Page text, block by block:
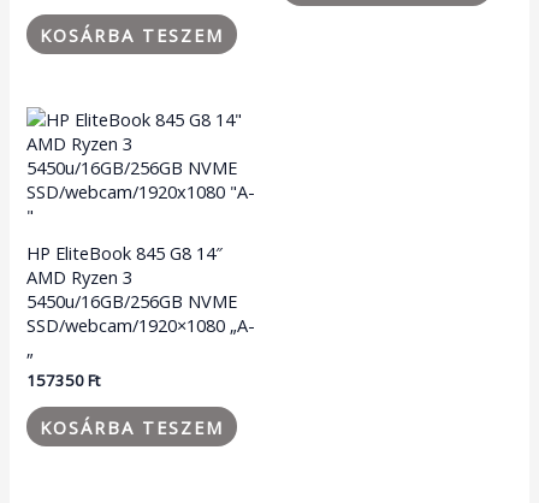
KOSÁRBA TESZEM
HP EliteBook 845 G8 14″
AMD Ryzen 3
5450u/16GB/256GB NVME
SSD/webcam/1920×1080 „A-
„
157350Ft
KOSÁRBA TESZEM